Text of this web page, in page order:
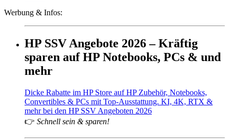
Werbung & Infos:
HP SSV Angebote 2026 – Kräftig
sparen auf HP Notebooks, PCs & und
mehr
Dicke Rabatte im HP Store auf HP Zubehör, Notebooks,
Convertibles & PCs mit Top-Ausstattung. KI, 4K, RTX &
mehr bei den HP SSV Angeboten 2026
👉 Schnell sein & sparen!